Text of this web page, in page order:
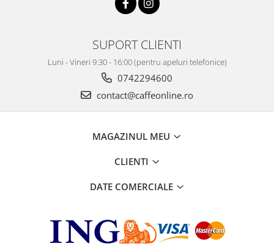
SUPORT CLIENTI
Luni - Vineri 9:30 - 16:00 (pentru apeluri telefonice)
0742294600
contact@caffeonline.ro
MAGAZINUL MEU
CLIENTI
DATE COMERCIALE